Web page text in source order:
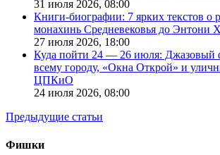
31 июля 2026, 08:00
Книги-биографии: 7 ярких текстов о
монахинь Средневековья до Энтони
27 июля 2026, 18:00
Куда пойти 24 — 26 июля: Джазовый
всему городу, «Окна Открой» и
ЦПКиО
24 июля 2026, 08:00
Предыдущие статьи
Фишки